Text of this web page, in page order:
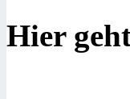
Hier